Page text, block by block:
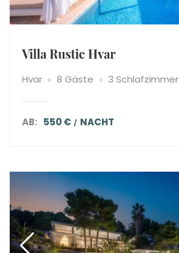
Villa Rustic Hvar
Hvar 8 Gäste 3 Schlafzimmer
AB: 550 € NACHT